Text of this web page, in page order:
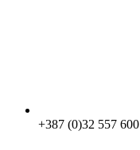
+387 (0)32 557 600